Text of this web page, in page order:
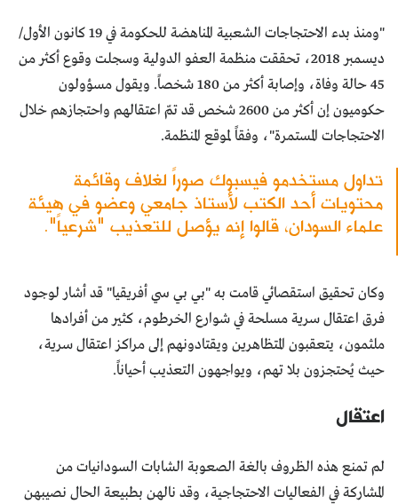
"ومنذ بدء الاحتجاجات الشعبية المناهضة للحكومة في 19 كانون الأول/
ديسمبر 2018، تحققت منظمة العفو الدولية وسجلت وقوع أكثر من
45 حالة وفاة، وإصابة أكثر من 180 شخصاً. ويقول مسؤولون
حكوميون إن أكثر من 2600 شخص قد تمّ اعتقالهم واحتجازهم خلال
الاحتجاجات المستمرة"، وفقاً لموقع المنظمة.
تداول مستخدمو فيسبوك صوراً لغلاف وقائمة
محتويات أحد الكتب لأستاذ جامعي وعضو في هيئة
علماء السودان، قالوا إنه يؤصل للتعذيب "شرعياً".
وكان تحقيق استقصائي قامت به "بي بي سي أفريقيا" قد أشار لوجود
فرق اعتقال سرية مسلحة في شوارع الخرطوم، كثير من أفرادها
ملثمون، يتعقبون المتظاهرين ويقتادونهم إلى مراكز اعتقال سرية،
حيث يُحتجزون بلا تهم، ويواجهون التعذيب أحياناً.
اعتقال
لم تمنع هذه الظروف بالغة الصعوبة الشابات السودانيات من
المشاركة في الفعاليات الاحتجاجية، وقد نالهن بطبيعة الحال نصيبهن